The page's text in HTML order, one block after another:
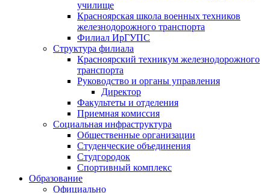
училище
Красноярская школа военных техников
железнодорожного транспорта
Филиал ИрГУПС
Структура филиала
Красноярский техникум железнодорожного
транспорта
Руководство и органы управления
Директор
Факультеты и отделения
Приемная комиссия
Социальная инфраструктура
Общественные организации
Студенческие объединения
Студгородок
Спортивный комплекс
Образование
Официально